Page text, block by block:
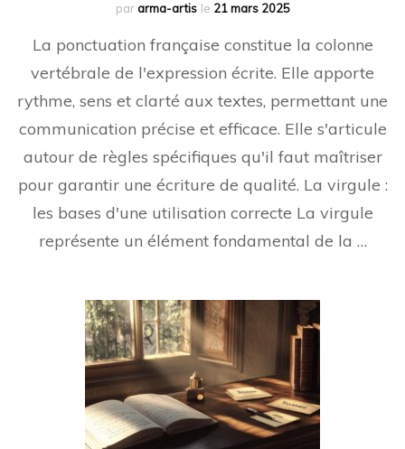
pararma-artis le 21 mars 2025
La ponctuation française constitue la colonne
vertébrale de l'expression écrite. Elle apporte
rythme, sens et clarté aux textes, permettant une
communication précise et efficace. Elle s'articule
autour de règles spécifiques qu'il faut maîtriser
pour garantir une écriture de qualité. La virgule :
les bases d'une utilisation correcte La virgule
représente un élément fondamental de la …